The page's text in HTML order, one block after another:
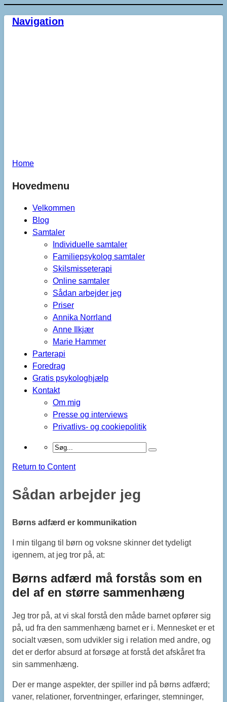
Navigation
Home
Hovedmenu
Velkommen
Blog
Samtaler
Individuelle samtaler
Familiepsykolog samtaler
Skilsmisseterapi
Online samtaler
Sådan arbejder jeg
Priser
Annika Norrland
Anne Ilkjær
Marie Hammer
Parterapi
Foredrag
Gratis psykologhjælp
Kontakt
Om mig
Presse og interviews
Privatlivs- og cookiepolitik
Return to Content
Sådan arbejder jeg
Børns adfærd er kommunikation
I min tilgang til børn og voksne skinner det tydeligt
igennem, at jeg tror på, at:
Børns adfærd må forstås som en
del af en større sammenhæng
Jeg tror på, at vi skal forstå den måde barnet opfører sig
på, ud fra den sammenhæng barnet er i. Mennesket er et
socialt væsen, som udvikler sig i relation med andre, og
det er derfor absurd at forsøge at forstå det afskåret fra
sin sammenhæng.
Der er mange aspekter, der spiller ind på børns adfærd;
vaner, relationer, forventninger, erfaringer, stemninger,